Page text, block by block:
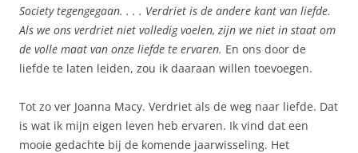
Society tegengegaan. . . . Verdriet is de andere kant van liefde.
Als we ons verdriet niet volledig voelen, zijn we niet in staat om
de volle maat van onze liefde te ervaren. En ons door de
liefde te laten leiden, zou ik daaraan willen toevoegen.
Tot zo ver Joanna Macy. Verdriet als de weg naar liefde. Dat
is wat ik mijn eigen leven heb ervaren. Ik vind dat een
mooie gedachte bij de komende jaarwisseling. Het